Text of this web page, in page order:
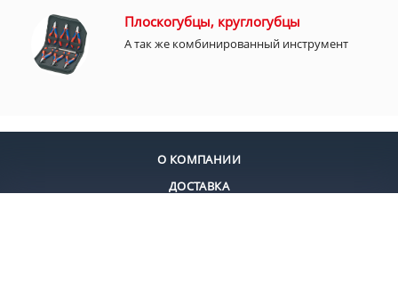
Плоскогубцы, круглогубцы
А так же комбинированный инструмент
О КОМПАНИИ
ДОСТАВКА